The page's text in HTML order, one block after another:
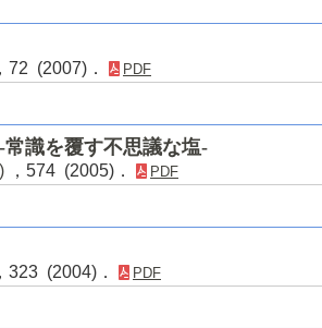
72 (2007)． PDF
識を覆す不思議な塩-
，574 (2005)． PDF
323 (2004)． PDF